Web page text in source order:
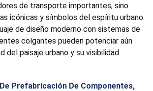
de transporte importantes, sino
icónicas y símbolos del espíritu urbano.
de diseño moderno con sistemas de
colgantes pueden potenciar aún
del paisaje urbano y su visibilidad
Prefabricación De Componentes,